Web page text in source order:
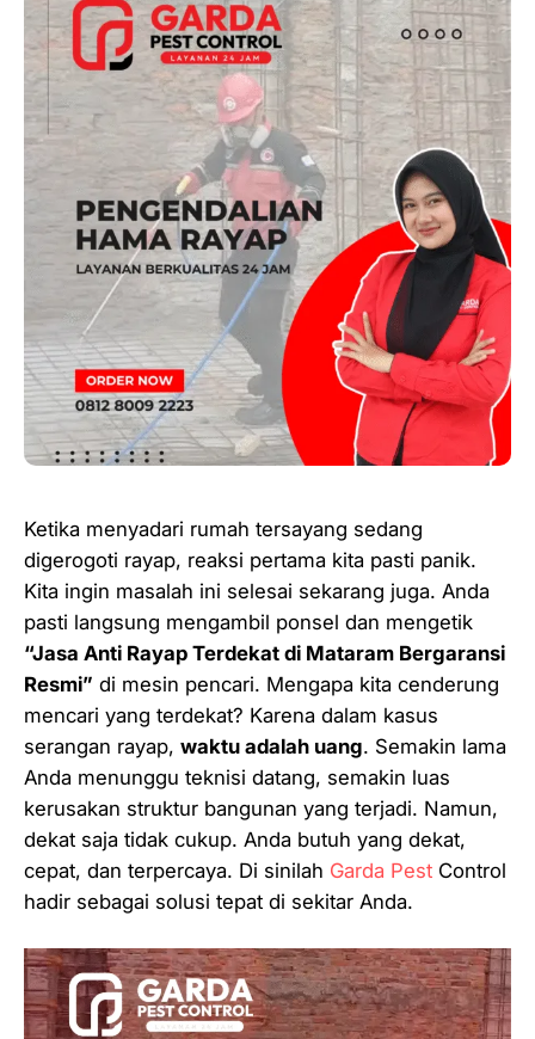
Ketika menyadari rumah tersayang sedang
digerogoti rayap, reaksi pertama kita pasti panik.
Kita ingin masalah ini selesai sekarang juga. Anda
pasti langsung mengambil ponsel dan mengetik
“Jasa Anti Rayap Terdekat di Mataram Bergaransi
Resmi” di mesin pencari. Mengapa kita cenderung
mencari yang terdekat? Karena dalam kasus
serangan rayap, waktu adalah uang. Semakin lama
Anda menunggu teknisi datang, semakin luas
kerusakan struktur bangunan yang terjadi. Namun,
dekat saja tidak cukup. Anda butuh yang dekat,
cepat, dan terpercaya. Di sinilah Garda Pest Control
hadir sebagai solusi tepat di sekitar Anda.